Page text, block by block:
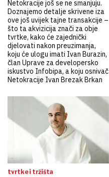
Netokracije još se ne smanjuju.
Doznajemo detalje skrivene iza
ove još uvijek tajne transakcije –
što ta akvizicija znači za obje
tvrtke, kako će zajednički
djelovati nakon preuzimanja,
koju će ulogu imati Ivan Burazin,
član Uprave za developersko
iskustvo Infobipa, a koju osnivač
Netokracije Ivan Brezak Brkan
tvrtke i tržišta